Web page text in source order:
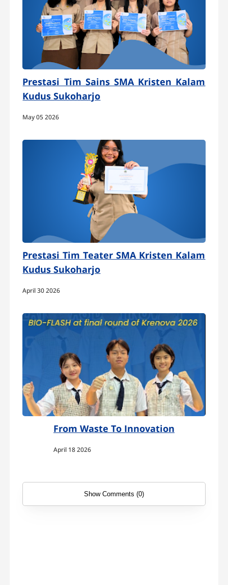
Prestasi Tim Sains SMA Kristen Kalam
Kudus Sukoharjo
May 05 2026
Prestasi Tim Teater SMA Kristen Kalam
Kudus Sukoharjo
April 30 2026
From Waste To Innovation
April 18 2026
Show Comments (0)